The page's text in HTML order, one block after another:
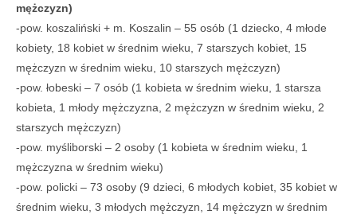
mężczyzn)
-pow. koszaliński + m. Koszalin – 55 osób (1 dziecko, 4 młode
kobiety, 18 kobiet w średnim wieku, 7 starszych kobiet, 15
mężczyzn w średnim wieku, 10 starszych mężczyzn)
-pow. łobeski – 7 osób (1 kobieta w średnim wieku, 1 starsza
kobieta, 1 młody mężczyzna, 2 mężczyzn w średnim wieku, 2
starszych mężczyzn)
-pow. myśliborski – 2 osoby (1 kobieta w średnim wieku, 1
mężczyzna w średnim wieku)
-pow. policki – 73 osoby (9 dzieci, 6 młodych kobiet, 35 kobiet w
średnim wieku, 3 młodych mężczyzn, 14 mężczyzn w średnim